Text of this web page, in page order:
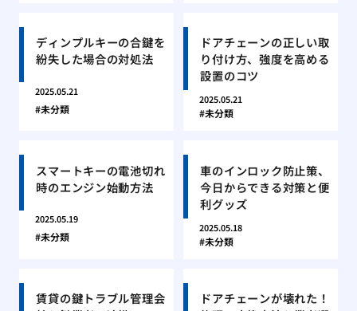
ディンプルキーの合鍵を
紛失した場合の対処法
2025.05.21
未分類
ドアチェーンの正しい取
り付け方、強度を高める
設置のコツ
2025.05.21
未分類
スマートキーの電池切れ
時のエンジン始動方法
2025.05.19
未分類
車のインロック防止策、
今日からできる対策と便
利グッズ
2025.05.18
未分類
賃貸の鍵トラブル管理会
ドアチェーンが壊れた！